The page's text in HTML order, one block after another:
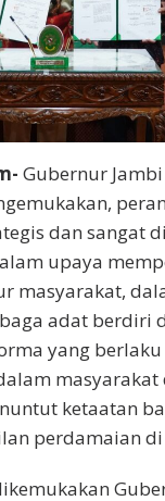
Gubernur
dan sangat
upaya
masyarakat,
adat berdiri
yang
masyarakat
ketaatan
perdamaian